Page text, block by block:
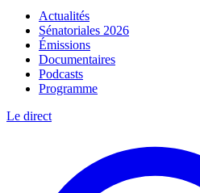
Actualités
Sénatoriales 2026
Émissions
Documentaires
Podcasts
Programme
Le direct